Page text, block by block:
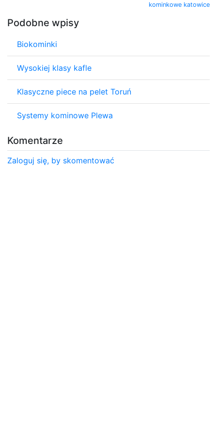
kominkowe katowice
Podobne wpisy
Biokominki
Wysokiej klasy kafle
Klasyczne piece na pelet Toruń
Systemy kominowe Plewa
Komentarze
Zaloguj się, by skomentować